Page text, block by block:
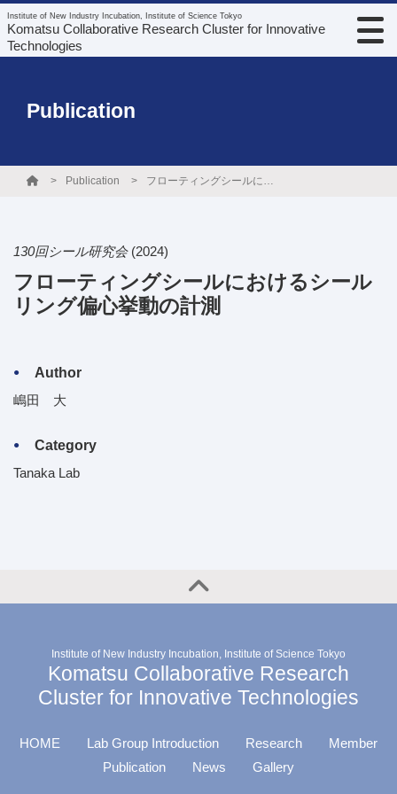
Institute of New Industry Incubation, Institute of Science Tokyo
Komatsu Collaborative Research Cluster for Innovative
Technologies
Publication
Publication フローティングシールにおけるシールリング偏心挙動の計測
130回シール研究会 (2024)
フローティングシールにおけるシール
リング偏心挙動の計測
Author
嶋田 大
Category
Tanaka Lab
Institute of New Industry Incubation, Institute of Science Tokyo
Komatsu Collaborative Research
Cluster for Innovative Technologies
HOME Lab Group Introduction Research
Member
Publication
News Gallery